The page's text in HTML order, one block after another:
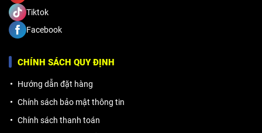
Tiktok
Facebook
CHÍNH SÁCH QUY ĐỊNH
Hướng dẫn đặt hàng
Chính sách bảo mật thông tin
Chính sách thanh toán